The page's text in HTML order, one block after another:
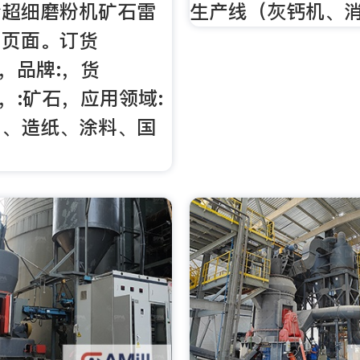
细磨粉机矿石雷
面。订货
品牌:，货
:矿石，应用领域:
造纸、涂料、国
生产线（灰钙机、